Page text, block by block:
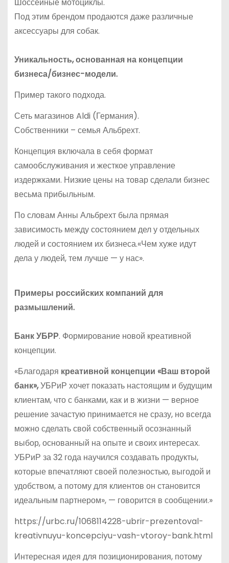
Шоссейные мотоциклы.
Под этим брендом продаются даже различные
аксессуары для собак.
Уникальность, основанная на концепции
бизнеса/бизнес-модели.
Пример такого подхода.
Сеть магазинов Aldi (Германия).
Собственники – семья Альбрехт.
Концепция включала в себя формат
самообслуживания и жесткое управление
издержками. Низкие цены на товар сделали бизнес
весьма прибыльным.
По словам Анны Альбрехт была прямая
зависимость между состоянием дел у отдельных
людей и состоянием их бизнеса.«Чем хуже идут
дела у людей, тем лучше — у нас».
Примеры российских компаний для
размышлений.
Банк УБРР. Формирование новой креативной
концепции.
«Благодаря креативной концепции «Ваш второй
банк»,УБРиР хочет показать настоящим и будущим
клиентам, что с банками, как и в жизни — верное
решение зачастую принимается не сразу, но всегда
можно сделать свой собственный осознанный
выбор, основанный на опыте и своих интересах.
УБРиР за 32 года научился создавать продукты,
которые впечатляют своей полезностью, выгодой и
удобством, а потому для клиентов он становится
идеальным партнером», — говорится в сообщении.»
https://urbc.ru/1068114228-ubrir-prezentoval-
kreativnuyu-koncepciyu-vash-vtoroy-bank.html
Интересная идея для позиционирования, потому